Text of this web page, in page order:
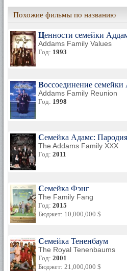
Похожие фильмы по названию
Ценности семейки
Addams Family Values
Год: 1993
Воссоединение
Addams Family Reunion
Год: 1998
Семейка Адамс:
The Addams Family XXX
Год: 2011
Семейка Фэнг
The Family Fang
Год: 2015
Бюджет: 10,000,000 $
Семейка Тененбаум
The Royal Tenenbaums
Год: 2001
Бюджет: 21,000,000 $